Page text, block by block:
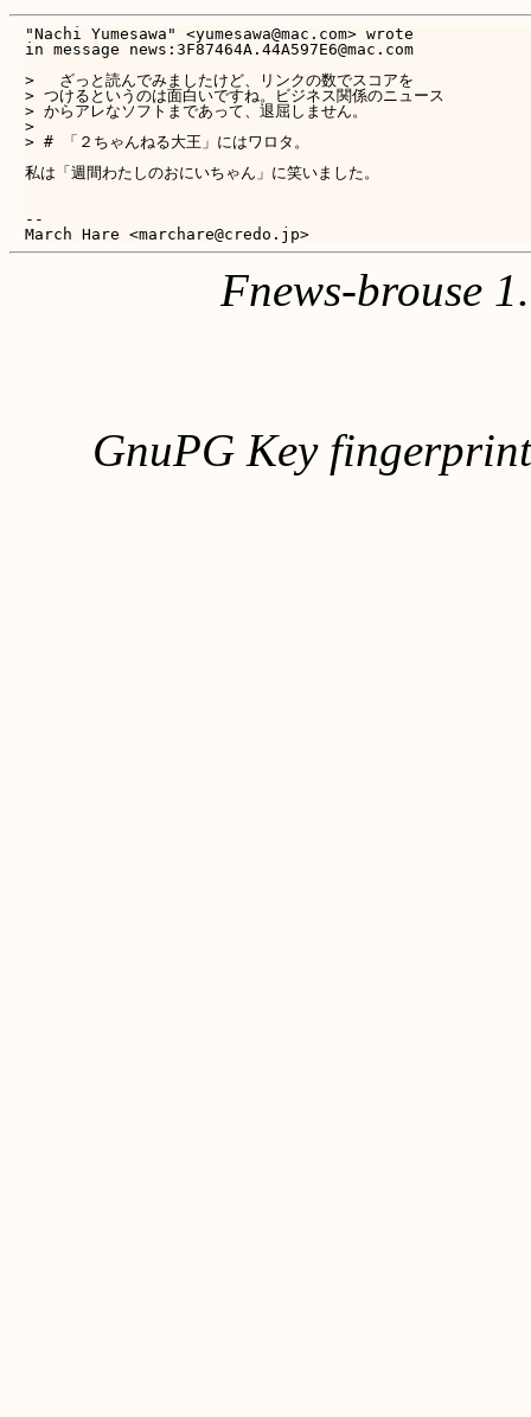
"Nachi Yumesawa" <yumesawa@mac.com> wrote
in message news:3F87464A.44A597E6@mac.com
> 　ざっと読んでみましたけど、リンクの数でスコアを
> つけるというのは面白いですね。ビジネス関係のニュース
> からアレなソフトまであって、退屈しません。
>
> # 「２ちゃんねる大王」にはワロタ。
私は「週間わたしのおにいちゃん」に笑いました。
--
Fnews-brouse
GnuPG Key